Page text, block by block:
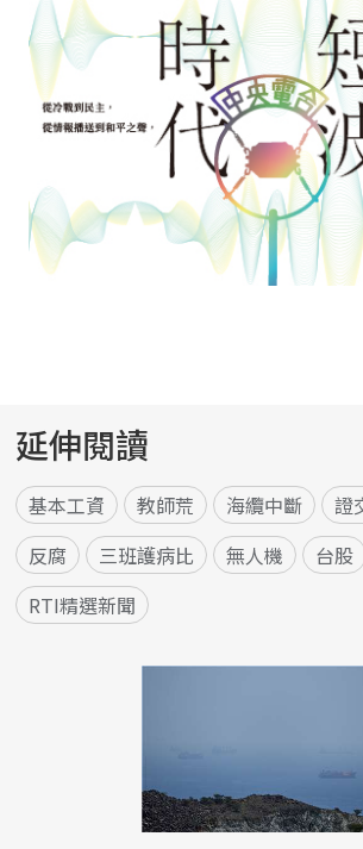
延伸閱讀
基本工資 教師荒 海纜中斷 證
反腐
三班護病比 無人機 台股
RTI精選新聞